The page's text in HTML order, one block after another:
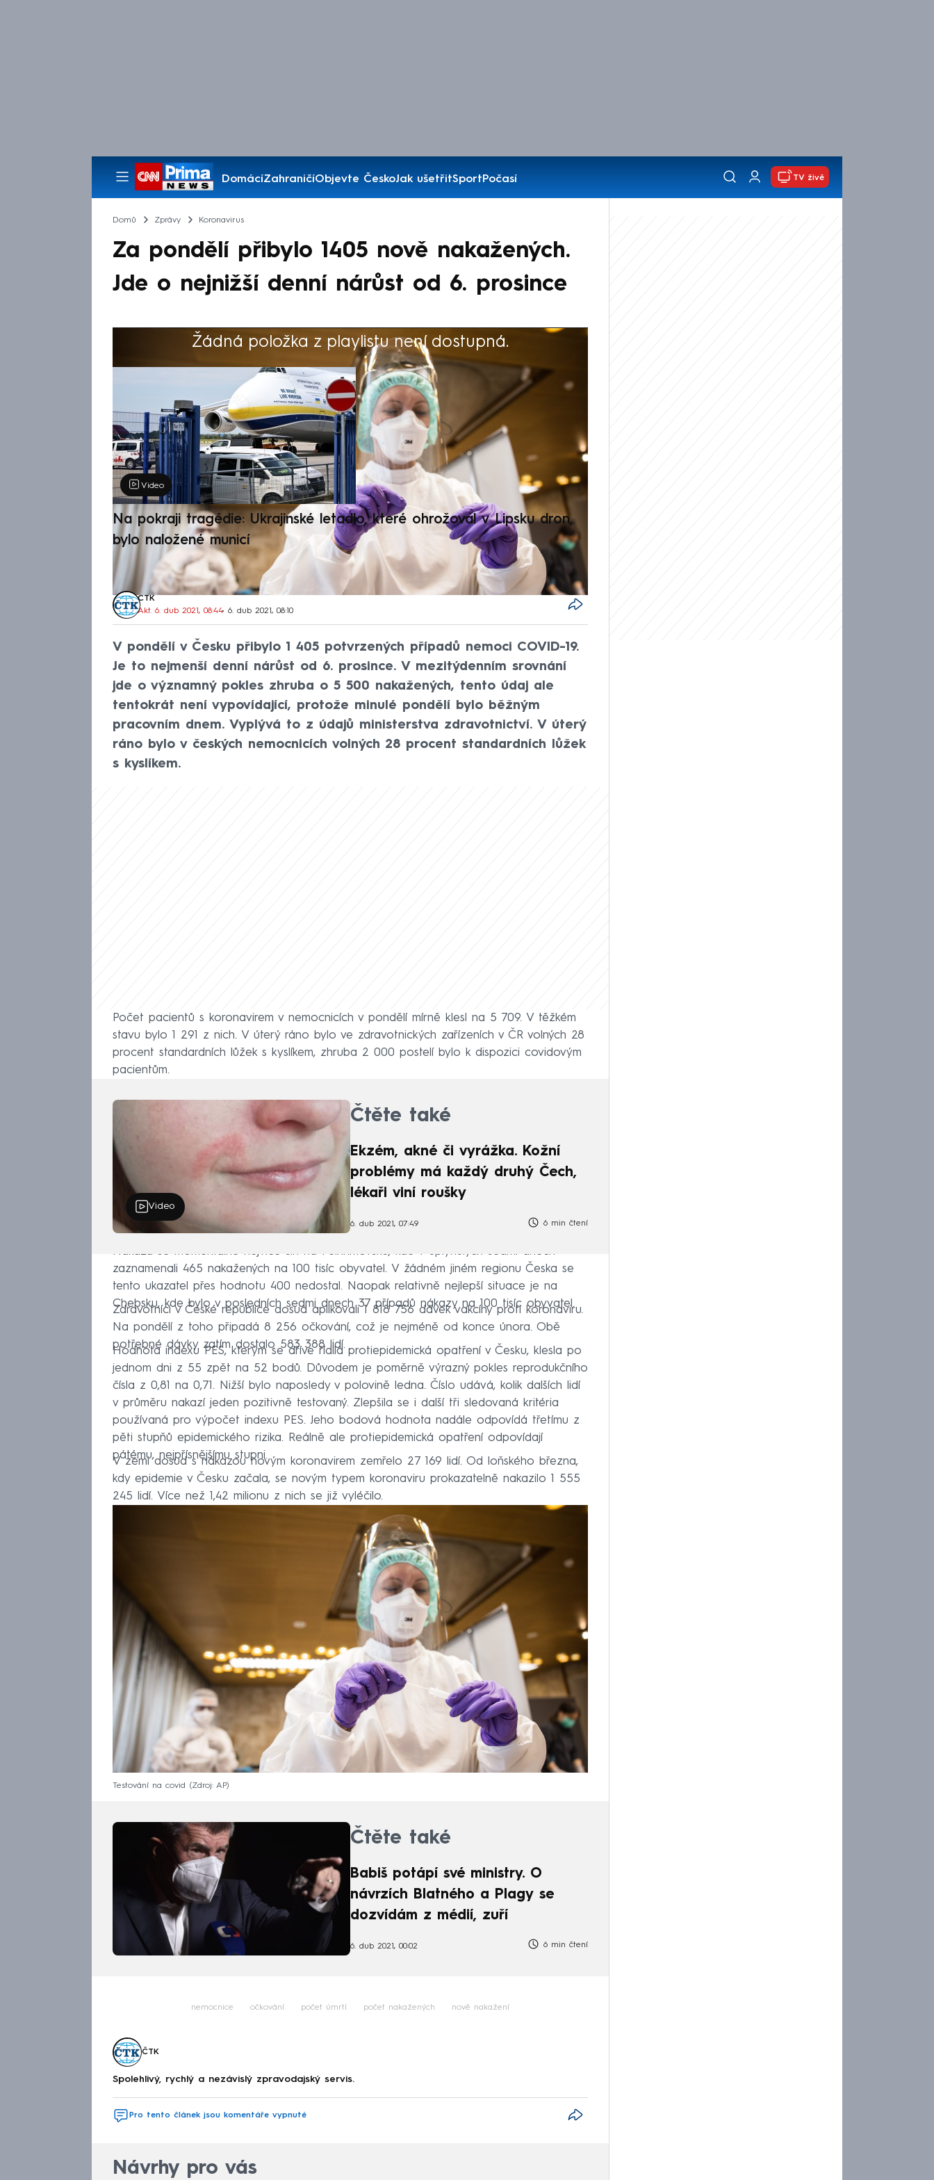
DomácíZahraničíObjevte ČeskoJak ušetřitSportPočasí
Pořady
TV živě
Domů Zprávy Koronavirus
Za pondělí přibylo 1405 nově nakažených.
Jde o nejnižší denní nárůst od 6. prosince
Žádná položka z playlistu není dostupná.
Výběr redakce
Video
Na pokraji tragédie: Ukrajinské letadlo, které ohrožoval v Lipsku dron,
bylo naložené municí
ČTK
Akt. 6. dub 2021, 08:44• 6. dub 2021, 08:10
V pondělí v Česku přibylo 1 405 potvrzených případů nemoci COVID-19.
Je to nejmenší denní nárůst od 6. prosince. V mezitýdenním srovnání
jde o významný pokles zhruba o 5 500 nakažených, tento údaj ale
tentokrát není vypovídající, protože minulé pondělí bylo běžným
pracovním dnem. Vyplývá to z údajů ministerstva zdravotnictví. V úterý
ráno bylo v českých nemocnicích volných 28 procent standardních lůžek
s kyslíkem.
Počet pacientů s koronavirem v nemocnicích v pondělí mírně klesl na 5 709. V těžkém
stavu bylo 1 291 z nich. V úterý ráno bylo ve zdravotnických zařízeních v ČR volných 28
procent standardních lůžek s kyslíkem, zhruba 2 000 postelí bylo k dispozici covidovým
pacientům.
Video
Čtěte také
Ekzém, akné či vyrážka. Kožní
problémy má každý druhý Čech,
lékaři viní roušky
6. dub 2021, 07:49 6 min čtení
Nákaza se momentálně nejvíce šíří na Pelhřimovsku, kde v uplynulých sedmi dnech
zaznamenali 465 nakažených na 100 tisíc obyvatel. V žádném jiném regionu Česka se
tento ukazatel přes hodnotu 400 nedostal. Naopak relativně nejlepší situace je na
Chebsku, kde bylo v posledních sedmi dnech 37 případů nákazy na 100 tisíc obyvatel.
Zdravotníci v České republice dosud aplikovali 1 818 756 dávek vakcíny proti koronaviru.
Na pondělí z toho připadá 8 256 očkování, což je nejméně od konce února. Obě
potřebné dávky zatím dostalo 583 388 lidí.
Hodnota indexu PES, kterým se dříve řídila protiepidemická opatření v Česku, klesla po
jednom dni z 55 zpět na 52 bodů. Důvodem je poměrně výrazný pokles reprodukčního
čísla z 0,81 na 0,71. Nižší bylo naposledy v polovině ledna. Číslo udává, kolik dalších lidí
v průměru nakazí jeden pozitivně testovaný. Zlepšila se i další tři sledovaná kritéria
používaná pro výpočet indexu PES. Jeho bodová hodnota nadále odpovídá třetímu z
pěti stupňů epidemického rizika. Reálně ale protiepidemická opatření odpovídají
pátému, nejpřísnějšímu stupni.
V zemi dosud s nákazou novým koronavirem zemřelo 27 169 lidí. Od loňského března,
kdy epidemie v Česku začala, se novým typem koronaviru prokazatelně nakazilo 1 555
245 lidí. Více než 1,42 milionu z nich se již vyléčilo.
Testování na covid Zdroj: AP
Čtěte také
Babiš potápí své ministry. O
návrzích Blatného a Plagy se
dozvídám z médií, zuří
6. dub 2021, 00:02 6 min čtení
nemocnice očkování počet úmrtí počet nakažených nově nakažení
ČTK
Spolehlivý, rychlý a nezávislý zpravodajský servis.
Pro tento článek jsou komentáře vypnuté
Návrhy pro vás